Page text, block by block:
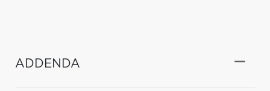
ADDENDA